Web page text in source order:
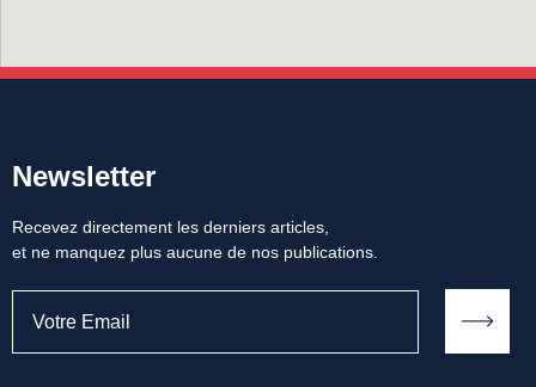
Newsletter
Recevez directement les derniers articles,
et ne manquez plus aucune de nos publications.